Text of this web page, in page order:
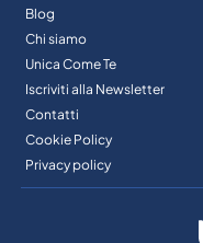
Blog
Chi siamo
Unica Come Te
Iscriviti alla Newsletter
Contatti
Cookie Policy
Privacy policy